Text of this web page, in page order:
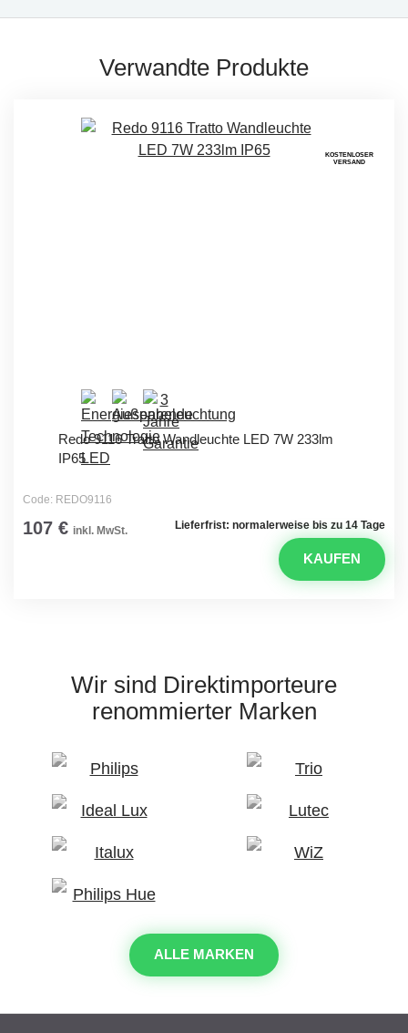
Verwandte Produkte
KOSTENLOSER
VERSAND
Redo 9116 Tratto Wandleuchte LED 7W 233lm
IP65
Code: REDO9116
Lieferfrist: normalerweise bis zu 14 Tage
107 € inkl. MwSt.
KAUFEN
Wir sind Direktimporteure
renommierter Marken
ALLE MARKEN